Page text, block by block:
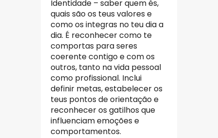
Identidade – saber quem és,
quais são os teus valores e
como os integras no teu dia a
dia. É reconhecer como te
comportas para seres
coerente contigo e com os
outros, tanto na vida pessoal
como profissional. Inclui
definir metas, estabelecer os
teus pontos de orientação e
reconhecer os gatilhos que
influenciam emoções e
comportamentos.